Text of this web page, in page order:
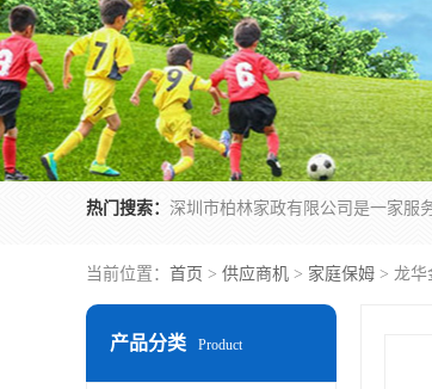
热门搜索：
当前位置： 首页 > 供应商机 > 家庭保姆 > 龙华
产品分类 Product